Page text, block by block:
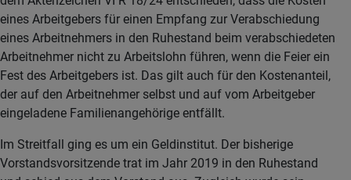
eines Arbeitgebers für einen Empfang zur Verabschiedung
eines Arbeitnehmers in den Ruhestand beim verabschiedeten
Arbeitnehmer nicht zu Arbeitslohn führen, wenn die Feier ein
Fest des Arbeitgebers ist. Das gilt auch für den Kostenanteil,
der auf den Arbeitnehmer selbst und auf vom Arbeitgeber
eingeladene Familienangehörige entfällt.
Im Streitfall ging es um ein Geldinstitut. Der bisherige
Vorstandsvorsitzende trat im Jahr 2019 in den Ruhestand